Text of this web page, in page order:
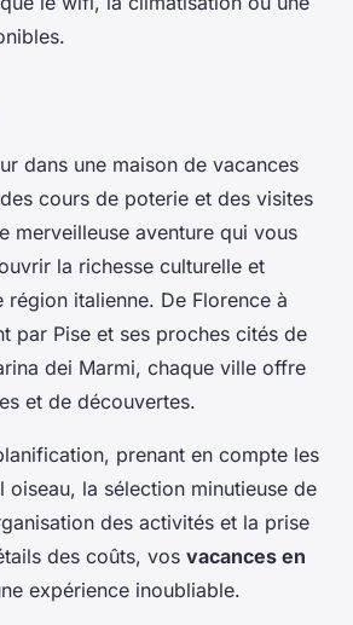
dans une maison de vacances
cours de poterie et des visites
merveilleuse aventure qui vous
la richesse culturelle et
italienne. De Florence à
par Pise et ses proches cités de
dei Marmi, chaque ville offre
et de découvertes.
prenant en compte les
oiseau, la sélection minutieuse de
des activités et la prise
des coûts, vos vacances en
expérience inoubliable.